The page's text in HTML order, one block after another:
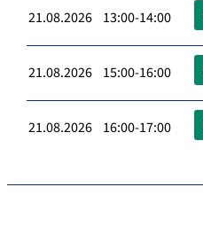
21.08.2026 13:00-14:00
21.08.2026 15:00-16:00
21.08.2026 16:00-17:00